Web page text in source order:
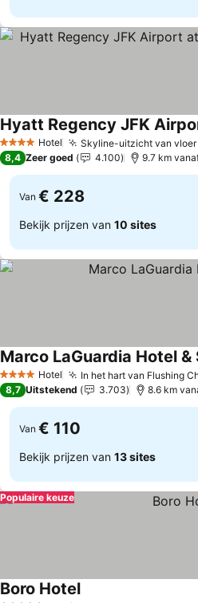
4 SterrenHotel Skyline-uitzicht van
Prijzen bekijken
8,4 Zeer goed 4.100 9.7 km
Van € 228
Bekijk prijzen van 10 sites
4 SterrenHotel In het hart van Flushing
Marco LaGuardia Hotel &
8,7 Uitstekend 3.703 8.6 km
Van € 110
Bekijk prijzen van 13 sites
Populaire keuze
Boro HotelPrijzen bekijken